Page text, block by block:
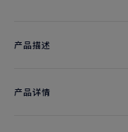
产品描述
产品详情